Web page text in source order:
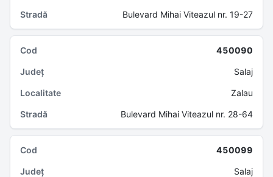
Bulevard Mihai Viteazul nr. 19-27
450090
Salaj
Zalau
Bulevard Mihai Viteazul nr. 28-64
450099
Salaj